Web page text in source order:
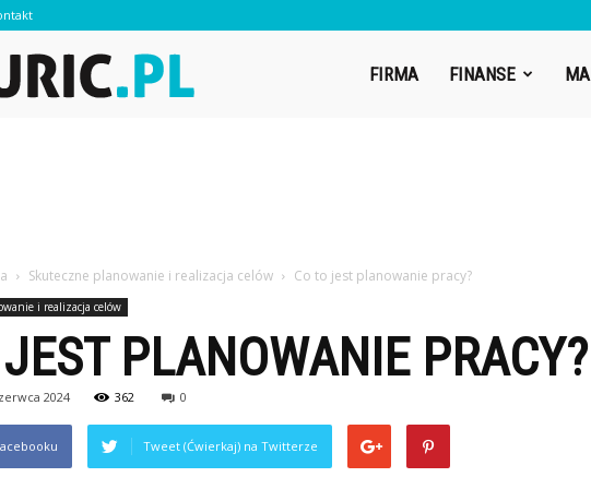
FIRMA FINANSE
Skuteczne planowanie i realizacja celów Co to jest planowanie pracy?
i realizacja celów
PLANOWANIE PRACY?
2024 362 0
Tweet (Ćwierkaj) na Twitterze